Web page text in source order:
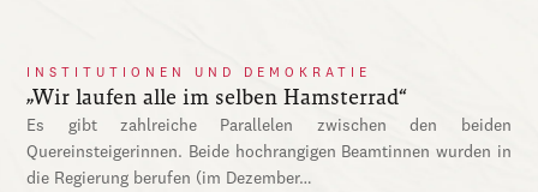
INSTITUTIONEN UND DEMOKRATIE
„Wir laufen alle im selben Hamsterrad“
Es gibt zahlreiche Parallelen zwischen den beiden
Quereinsteigerinnen. Beide hochrangigen Beamtinnen wurden in
die Regierung berufen (im Dezember…